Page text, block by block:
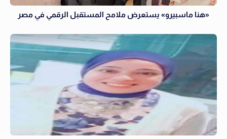
«هنا ماسبيرو» يستعرض ملامح المستقبل الرقمي في مصر